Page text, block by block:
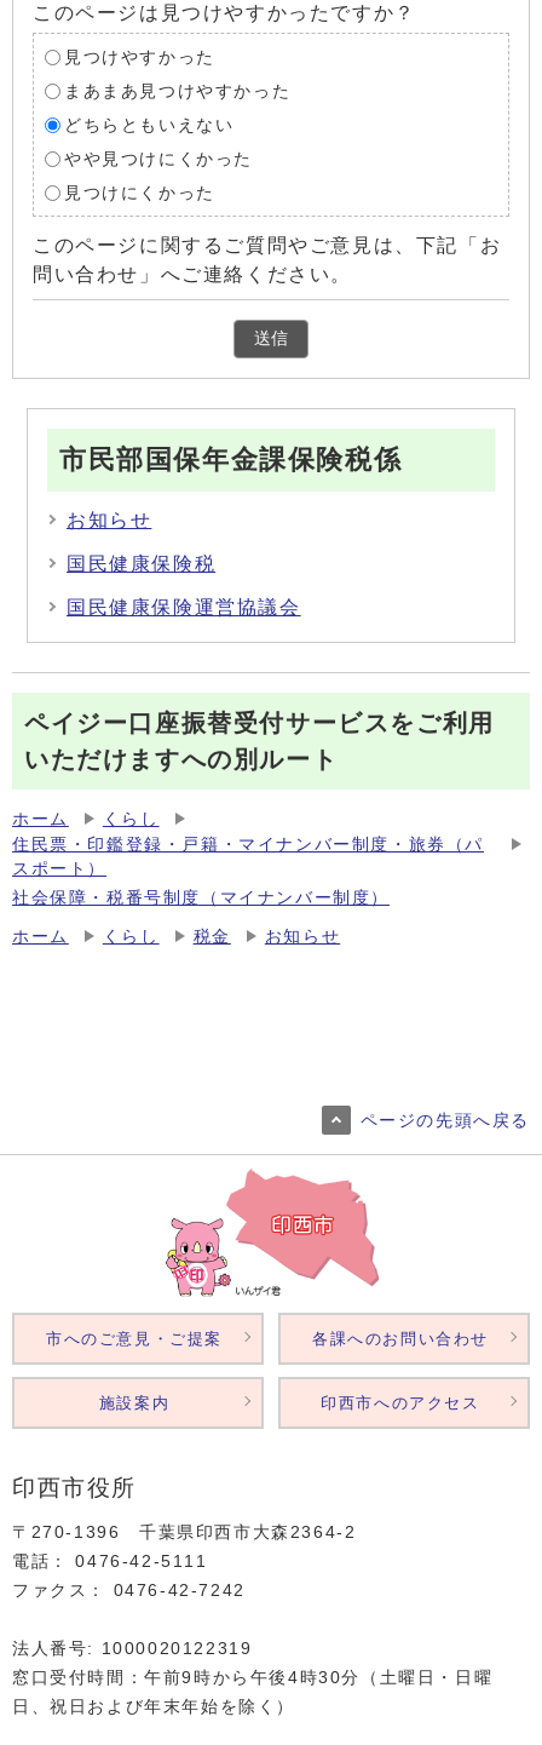
このページは見つけやすかったですか？
見つけやすかった
まあまあ見つけやすかった
どちらともいえない
やや見つけにくかった
見つけにくかった
このページに関するご質問やご意見は、下記「お
問い合わせ」へご連絡ください。
市民部国保年金課保険税係
お知らせ
国民健康保険税
国民健康保険運営協議会
ペイジー口座振替受付サービスをご利用
いただけますへの別ルート
ホーム
くらし
住民票・印鑑登録・戸籍・マイナンバー制度・旅券（パ
スポート）
社会保障・税番号制度（マイナンバー制度）
ホーム くらし 税金 お知らせ
ページの先頭へ戻る
印西市役所
〒270-1396 千葉県印西市大森2364‐2
電話： 0476‐42‐5111
ファクス： 0476‐42‐7242
法人番号: 1000020122319
窓口受付時間：午前9時から午後4時30分（土曜日・日曜
日、祝日および年末年始を除く）
市へのご意見・ご提案 各課へのお問い合わせ
施設案内 印西市へのアクセス